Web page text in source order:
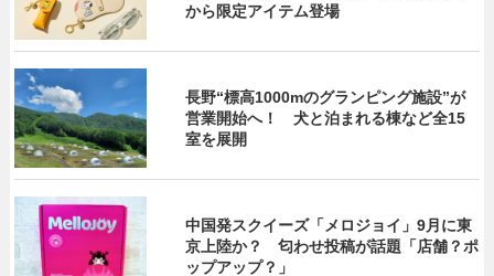
から限定アイテム登場
長野“標高1000mのグランピング施設”が
営業開始へ！ 犬と泊まれる棟など全15
室を展開
中国発スクイーズ「メロジョイ」9月に東
京上陸か？ 匂わせ投稿が話題「店舗？ポ
ップアップ？」